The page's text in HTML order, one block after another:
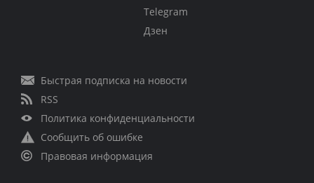
Telegram
Дзен
Быстрая подписка на новости
RSS
Политика конфиденциальности
Сообщить об ошибке
Правовая информация